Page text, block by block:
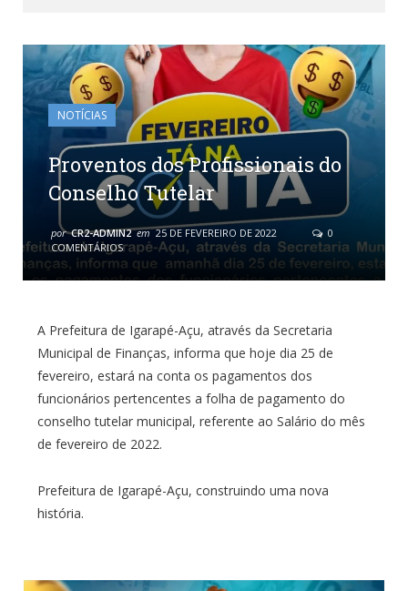
NOTÍCIAS
Proventos dos Profissionais do
Conselho Tutelar
por CR2-ADMIN2 em 25 DE FEVEREIRO DE 2022
0
COMENTÁRIOS
A Prefeitura de Igarapé-Açu, através da Secretaria
Municipal de Finanças, informa que hoje dia 25 de
fevereiro, estará na conta os pagamentos dos
funcionários pertencentes a folha de pagamento do
conselho tutelar municipal, referente ao Salário do mês
de fevereiro de 2022.
Prefeitura de Igarapé-Açu, construindo uma nova
história.